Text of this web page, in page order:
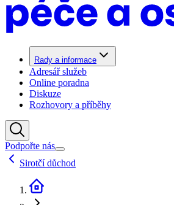
Rady a informace
Adresář služeb
Online poradna
Diskuze
Rozhovory a příběhy
Podpořte nás
Sirotčí důchod